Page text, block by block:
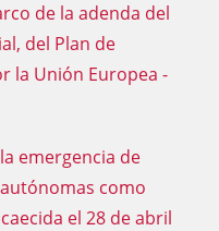
de la adenda del
del Plan de
la Unión Europea -
emergencia de
como
el 28 de abril